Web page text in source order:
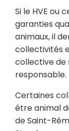
Si le HVE ou
garanties
animaux, il
collectivités
collective de
responsable.
Certaines
être animal
de Saint-